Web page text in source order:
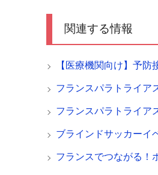
関連する情報
【医療機関向け】予
フランスパラトライ
フランスパラトライア
ブラインドサッカーイ
フランスでつながる！